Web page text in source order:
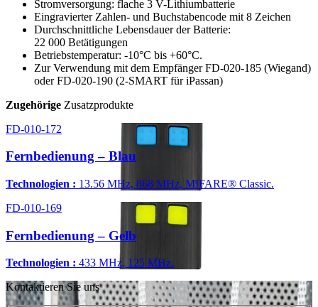
Stromversorgung: flache 3 V-Lithiumbatterie
Eingravierter Zahlen- und Buchstabencode mit 8 Zeichen
Durchschnittliche Lebensdauer der Batterie:
22 000 Betätigungen
Betriebstemperatur: -10°C bis +60°C.
Zur Verwendung mit dem Empfänger FD-020-185 (Wiegand)
oder FD-020-190 (2-SMART für iPassan)
Zugehörige Zusatzprodukte
FD-010-172
Fernbedienung – Blau
Technologien : 13.56 MHz, 868 MHz, MIFARE® Classic.
FD-010-169
Fernbedienung – Gelb
Technologien : 433 MHz, 125 MHz.
Kontaktieren Sie uns